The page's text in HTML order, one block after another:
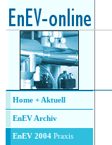
Home + Aktuell
EnEV Archiv
EnEV 2004 Praxis